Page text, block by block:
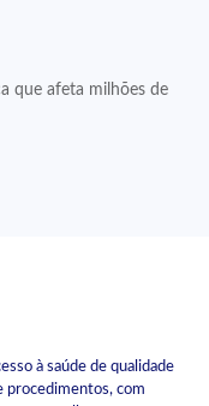
que afeta milhões de
à saúde de qualidade
procedimentos, com